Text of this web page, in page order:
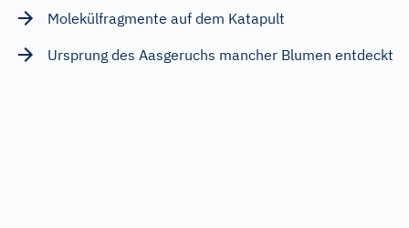
Molekülfragmente auf dem Katapult
Ursprung des Aasgeruchs mancher Blumen entdeckt